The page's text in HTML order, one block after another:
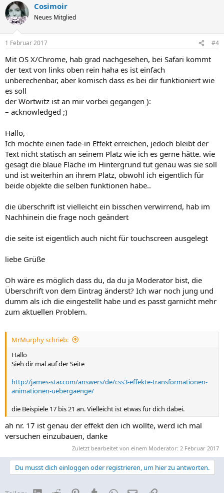
Cosimoir
Neues Mitglied
1 Februar 2017 #4
Mit OS X/Chrome, hab grad nachgesehen, bei Safari kommt
der text von links oben rein haha es ist einfach
unberechenbar, aber komisch dass es bei dir funktioniert wie
es soll
der Wortwitz ist an mir vorbei gegangen ):
– acknowledged ;)
Hallo,
Ich möchte einen fade-in Effekt erreichen, jedoch bleibt der
Text nicht statisch an seinem Platz wie ich es gerne hätte. wie
gesagt die blaue Fläche im Hintergrund tut genau was sie soll
und ist weiterhin an ihrem Platz, obwohl ich eigentlich für
beide objekte die selben funktionen habe..
die überschrift ist vielleicht ein bisschen verwirrend, hab im
Nachhinein die frage noch geändert
die seite ist eigentlich auch nicht für touchscreen ausgelegt
liebe Grüße
Oh wäre es möglich dass du, da du ja Moderator bist, die
Überschrift von dem Eintrag änderst? Ich war noch jung und
dumm als ich die eingestellt habe und es passt garnicht mehr
zum aktuellen Problem.
MrMurphy schrieb:
Hallo
Sieh dir mal auf der Seite
http://james-star.com/answers/de/css3-effekte-transformationen-
animationen-uebergaenge/
die Beispiele 17 bis 21 an. Vielleicht ist etwas für dich dabei.
ah nr. 17 ist genau der effekt den ich wollte, werd ich mal
versuchen einzubauen, danke
Zuletzt bearbeitet von einem Moderator: 2 Februar 2017
Du musst dich einloggen oder registrieren, um hier zu antworten.